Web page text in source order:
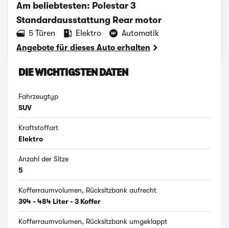
Am beliebtesten: Polestar 3
Standardausstattung Rear motor
‪5‬ Türen Elektro
Automatik
Angebote für dieses Auto erhalten
DIE WICHTIGSTEN DATEN
Fahrzeugtyp
SUV
Kraftstoffart
Elektro
Anzahl der Sitze
5
Kofferraumvolumen, Rücksitzbank aufrecht
394 - 484 Liter - 3 Koffer
Kofferraumvolumen, Rücksitzbank umgeklappt